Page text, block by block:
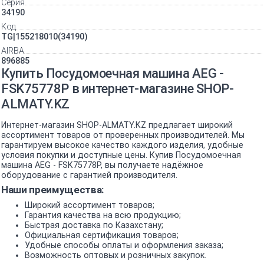
Серия
34190
Код
TG|155218010(34190)
AIRBA
896885
Купить Посудомоечная машина AEG -
FSK75778P в интернет-магазине SHOP-
ALMATY.KZ
Интернет-магазин SHOP-ALMATY.KZ предлагает широкий
ассортимент товаров от проверенных производителей. Мы
гарантируем высокое качество каждого изделия, удобные
условия покупки и доступные цены. Купив Посудомоечная
машина AEG - FSK75778P, вы получаете надёжное
оборудование с гарантией производителя.
Наши преимущества:
Широкий ассортимент товаров;
Гарантия качества на всю продукцию;
Быстрая доставка по Казахстану;
Официальная сертификация товаров;
Удобные способы оплаты и оформления заказа;
Возможность оптовых и розничных закупок.